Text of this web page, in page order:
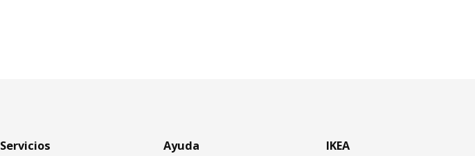
Servicios Ayuda IKEA